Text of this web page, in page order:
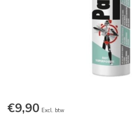
€9,90 Excl. btw